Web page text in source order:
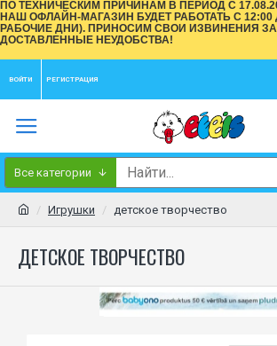
ПО ТЕХНИЧЕСКИМ ПРИЧИНАМ В ПЕРИОД С
НАШ ОФЛАЙН-МАГАЗИН БУДЕТ РАБОТАТЬ С 12:00
РАБОЧИЕ ДНИ). ПРИНОСИМ СВОИ ИЗВИНЕНИЯ ЗА
ДОСТАВЛЕННЫЕ НЕУДОБСТВА!
ВОЙТИ РЕГИСТРАЦИЯ
Все категории
Игрушки детское творчество
ДЕТСКОЕ ТВОРЧЕСТВО